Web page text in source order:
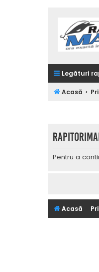
Legături
Acasă
Pentru a
Acasă